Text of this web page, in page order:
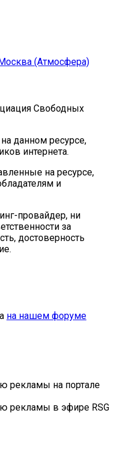
Свободных
данном ресурсе,
интернета.
на ресурсе,
и
провайдер, ни
за
достоверность
на нашем форуме
рекламы на портале
рекламы в эфире RSG